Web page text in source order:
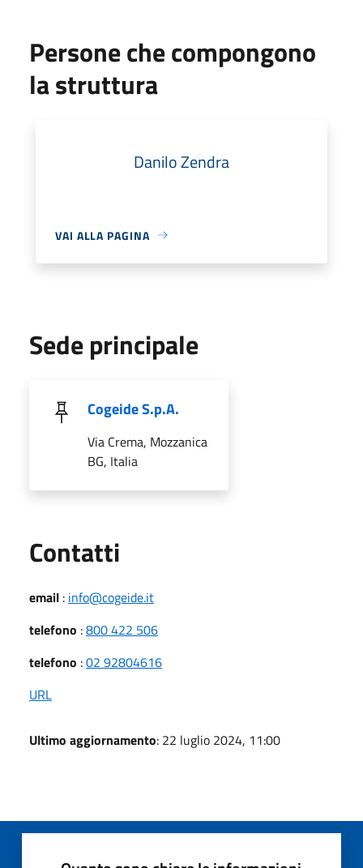
Persone che compongono
la struttura
Danilo Zendra
VAI ALLA PAGINA
Sede principale
Cogeide S.p.A.
Via Crema, Mozzanica
BG, Italia
Contatti
email : info@cogeide.it
telefono :800 422 506
telefono :02 92804616
URL
Ultimo aggiornamento: 22 luglio 2024, 11:00